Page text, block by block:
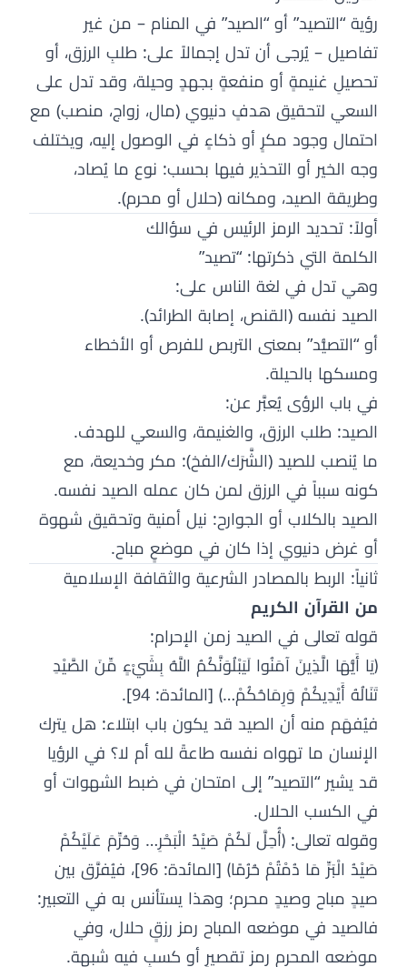
رؤية “التصيد” أو “الصيد” في المنام – من غير
تفاصيل – يُرجى أن تدل إجمالاً على: طلبِ الرزق، أو
تحصيلِ غنيمةٍ أو منفعةٍ بجهدٍ وحيلة، وقد تدل على
السعي لتحقيق هدفٍ دنيوي (مال، زواج، منصب) مع
احتمال وجود مكرٍ أو ذكاءٍ في الوصول إليه، ويختلف
وجه الخير أو التحذير فيها بحسب: نوع ما يُصاد،
وطريقة الصيد، ومكانه (حلال أو محرم).
أولاً: تحديد الرمز الرئيس في سؤالك
الكلمة التي ذكرتها: “تصيد”
وهي تدل في لغة الناس على:
الصيد نفسه (القنص، إصابة الطرائد).
أو “التصيُّد” بمعنى التربص للفرص أو الأخطاء
ومسكها بالحيلة.
في باب الرؤى يُعبَّر عن:
الصيد: طلب الرزق، والغنيمة، والسعي للهدف.
ما يُنصب للصيد (الشَّرَك/الفخ): مكر وخديعة، مع
كونه سبباً في الرزق لمن كان عمله الصيد نفسه.
الصيد بالكلاب أو الجوارح: نيل أمنية وتحقيق شهوة
أو غرض دنيوي إذا كان في موضعٍ مباح.
ثانياً: الربط بالمصادر الشرعية والثقافة الإسلامية
من القرآن الكريم
قوله تعالى في الصيد زمن الإحرام:
﴿يَا أَيُّهَا الَّذِينَ آمَنُوا لَيَبْلُوَنَّكُمُ اللَّهُ بِشَيْءٍ مِّنَ الصَّيْدِ
تَنَالُهُ أَيْدِيكُمْ وَرِمَاحُكُمْ…﴾ [المائدة: 94].
فيُفهَم منه أن الصيد قد يكون باب ابتلاء: هل يترك
الإنسان ما تهواه نفسه طاعةً لله أم لا؟ في الرؤيا
قد يشير “التصيد” إلى امتحان في ضبط الشهوات أو
في الكسب الحلال.
وقوله تعالى: ﴿أُحِلَّ لَكُمْ صَيْدُ الْبَحْرِ… وَحُرِّمَ عَلَيْكُمْ
صَيْدُ الْبَرِّ مَا دُمْتُمْ حُرُمًا﴾ [المائدة: 96]، فيُفرَّق بين
صيدٍ مباح وصيدٍ محرم؛ وهذا يستأنس به في التعبير:
فالصيد في موضعه المباح رمز رزقٍ حلال، وفي
موضعه المحرم رمز تقصيرٍ أو كسبٍ فيه شبهة.